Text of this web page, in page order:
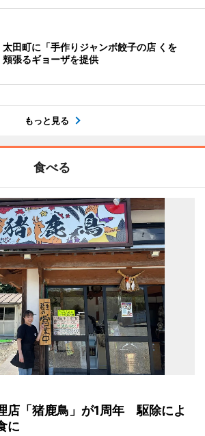
太田町に「手作りジャンボ餃子の店 くを
張るギョーザを提供
もっと見る
食べる
店「猪鹿鳥」が1周年 駆除によ
に